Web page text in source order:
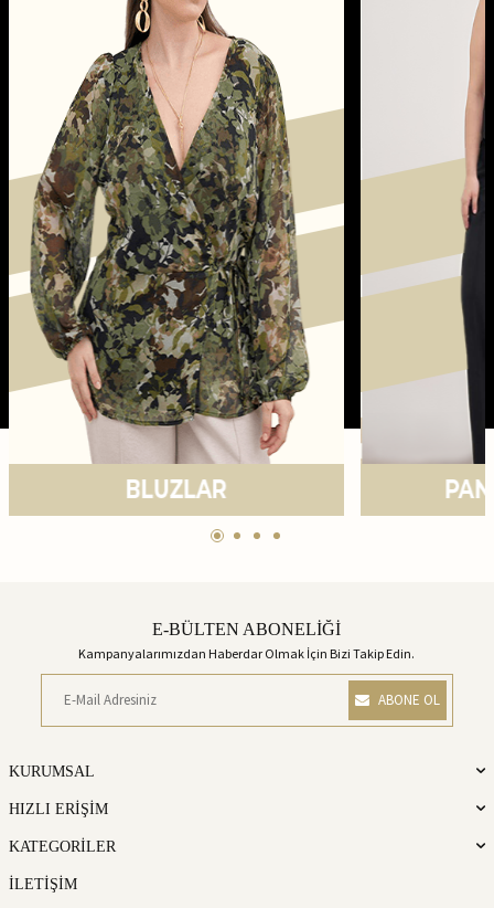
E-BÜLTEN ABONELİĞİ
Kampanyalarımızdan Haberdar Olmak İçin Bizi Takip Edin.
ABONE OL
KURUMSAL
HIZLI ERİŞİM
KATEGORİLER
İLETİŞİM